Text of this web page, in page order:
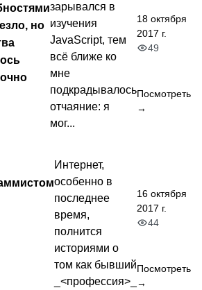
но
зарывался в
изучения
JavaScript, тем
всё ближе ко
мне
подкрадывалось
отчаяние: я
мог...
18 октября
2017 г.
49
Посмотреть
→
Интернет,
особенно в
последнее
время,
полнится
историями о
том как бывший
_<профессия>_
16 октября
2017 г.
44
Посмотреть
→